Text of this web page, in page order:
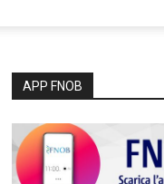
APP FNOB